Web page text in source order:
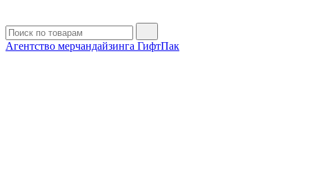
Агентство мерчандайзинга ГифтПак